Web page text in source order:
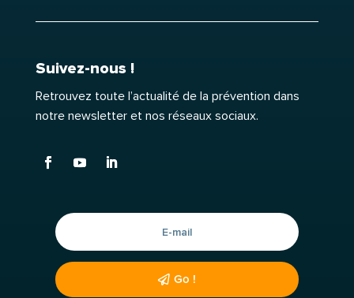
Suivez-nous !
Retrouvez toute l’actualité de la prévention dans
notre newsletter et nos réseaux sociaux.
Go !